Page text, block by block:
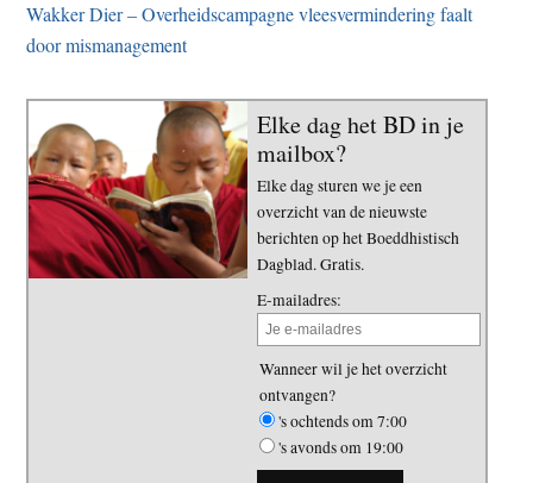
Wakker Dier – Overheidscampagne vleesvermindering faalt
door mismanagement
Elke dag het BD in je
mailbox?
Elke dag sturen we je een
overzicht van de nieuwste
berichten op het Boeddhistisch
Dagblad. Gratis.
E-mailadres:
Wanneer wil je het overzicht
ontvangen?
's ochtends om 7:00
's avonds om 19:00